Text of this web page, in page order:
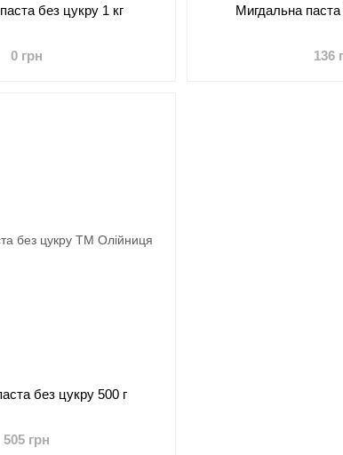
без цукру 1 кг
0 грн
Мигдальна
136
без цукру 500 г
505 грн